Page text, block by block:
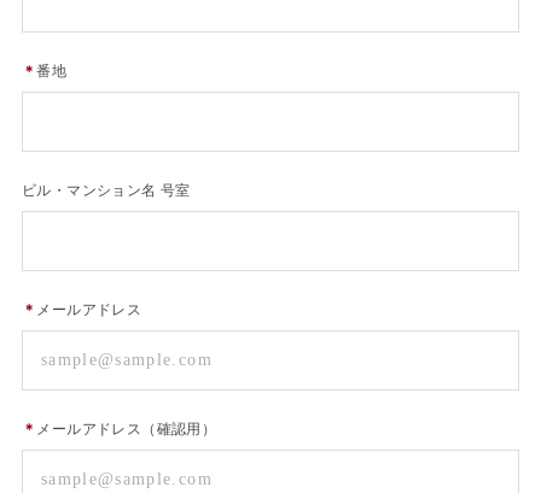
＊番地
ビル・マンション名 号室
＊ メールアドレス
＊ メールアドレス（確認用）